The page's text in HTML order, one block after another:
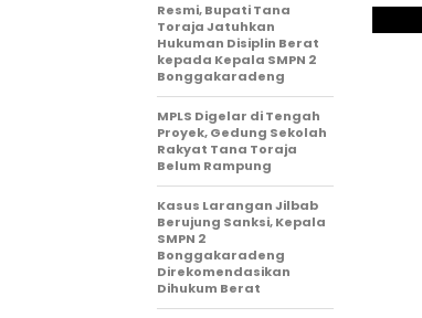
Resmi, Bupati Tana
Toraja Jatuhkan
Hukuman Disiplin Berat
kepada Kepala SMPN 2
Bonggakaradeng
MPLS Digelar di Tengah
Proyek, Gedung Sekolah
Rakyat Tana Toraja
Belum Rampung
Kasus Larangan Jilbab
Berujung Sanksi, Kepala
SMPN 2
Bonggakaradeng
Direkomendasikan
Dihukum Berat